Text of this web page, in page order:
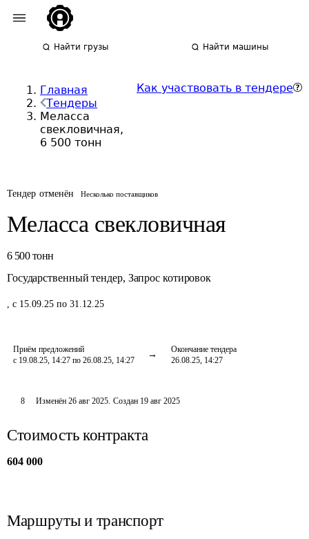
Найти грузы Найти машины
Главная
Тендеры
Меласса
свекловичная,
6 500 тонн
Как участвовать в тендере
Тендер отменён Несколько поставщиков
Меласса свекловичная
6 500 тонн
Государственный тендер, Запрос котировок
, с 15.09.25 по 31.12.25
Приём предложений
с 19.08.25, 14:27 по 26.08.25, 14:27
Окончание тендера
26.08.25, 14:27
8 Изменён 26 авг 2025. Создан 19 авг 2025
Стоимость контракта
604 000
Маршруты и транспорт